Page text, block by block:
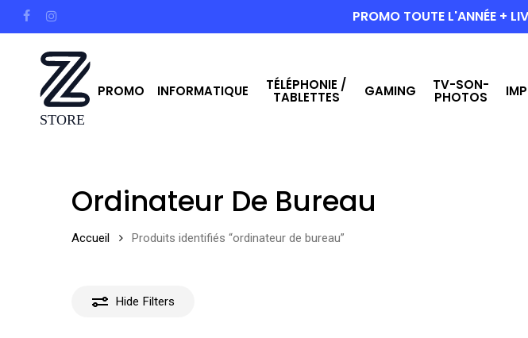
to
facebookinstagram PROMO TOUTE L'ANNÉE +
PROMO INFORMATIQUE TÉLÉPHONIE /
TABLETTES GAMING TV-SON-
PHOTOS
Ordinateur De Bureau
Accueil Produits identifiés “ordinateur de bureau”
Hide Filters